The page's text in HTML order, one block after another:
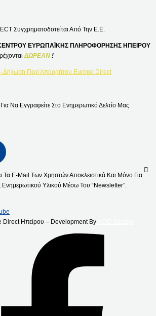
Συγχρηματοδοτείται Από Την Ε.Ε.
ΕΥΡΩΠΑΪΚΗΣ ΠΛΗΡΟΦΟΡΗΣΗΣ ΗΠΕΙΡΟΥ
ΔΩΡΕΑΝ !
Δήλωση Περί Απορρήτου Europe Direct
Για Να Εγγραφείτε Στο Ενημερωτικό Δελτίο Μας
Τα E-Mail Των Χρηστών Αποκλειστικά Και Μόνο Για
Υλικού Μέσω Του “Newsletter”.
Direct Ηπείρου – Development By